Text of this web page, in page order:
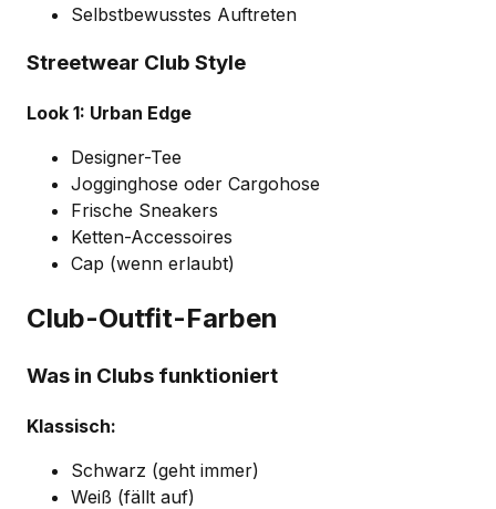
Selbstbewusstes Auftreten
Streetwear Club Style
Look 1: Urban Edge
Designer-Tee
Jogginghose oder Cargohose
Frische Sneakers
Ketten-Accessoires
Cap (wenn erlaubt)
Club-Outfit-Farben
Was in Clubs funktioniert
Klassisch:
Schwarz (geht immer)
Weiß (fällt auf)